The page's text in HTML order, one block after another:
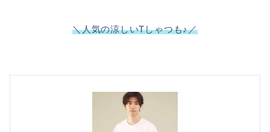
＼人気の涼しいTしゃつも♪／